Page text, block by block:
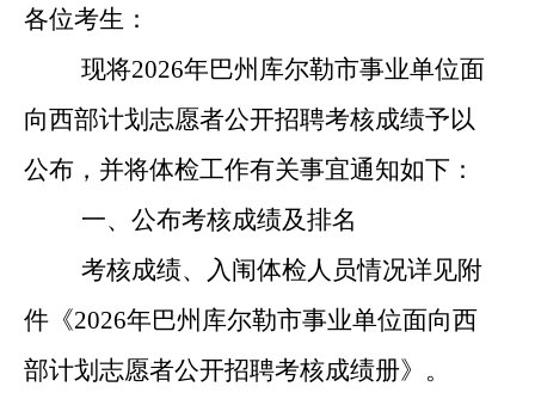
各位考生：
现将2026年巴州库尔勒市事业单位面
向西部计划志愿者公开招聘考核成绩予以
公布，并将体检工作有关事宜通知如下：
一、公布考核成绩及排名
考核成绩、入闱体检人员情况详见附
件《2026年巴州库尔勒市事业单位面向西
部计划志愿者公开招聘考核成绩册》。